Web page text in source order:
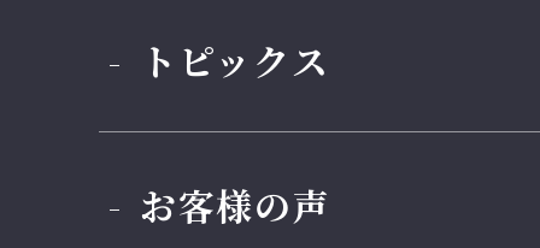
トピックス
お客様の声